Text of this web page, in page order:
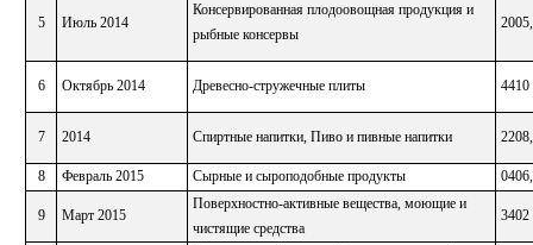
5 Июль 2014
Консервированная плодоовощная продукция и
рыбные консервы
6 Октябрь 2014 Древесно-стружечные плиты 4410
7 2014 Спиртные напитки, Пиво и пивные напитки
8 Февраль 2015 Сырные и сыроподобные продукты
9 Март 2015
Поверхностно-активные вещества, моющие и
чистящие средства
3402